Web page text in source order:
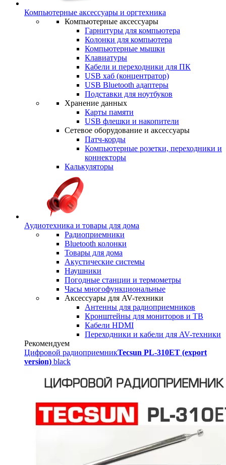
Компьютерные аксессуары и оргтехника
Компьютерные аксессуары
Гарнитуры для компьютера
Колонки для компьютера
Компьютерные мышки
Клавиатуры
Кабели и переходники для ПК
USB хаб (концентратор)
USB Bluetooth адаптеры
Подставки для ноутбуков
Хранение данных
Карты памяти
USB флешки и накопители
Сетевое оборудование и аксессуары
Патч-корды
Компьютерные розетки, переходники и
коннекторы
Калькуляторы
Аудиотехника и товары для дома
Радиоприемники
Bluetooth колонки
Товары для дома
Акустические системы
Наушники
Погодные станции и термометры
Часы многофункциональные
Аксессуары для AV-техники
Антенны для радиоприемников
Кронштейны для мониторов и ТВ
Кабели HDMI
Переходники и кабели для AV-техники
Рекомендуем
Цифровой радиоприемникTecsun PL-310ET (export
version) black